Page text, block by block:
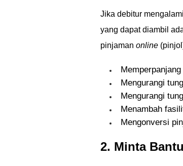
Jika debitur
yang dapat diambil
pinjaman online
Mengurangi
Mengurangi
Menambah
Mengonversi
2. Minta